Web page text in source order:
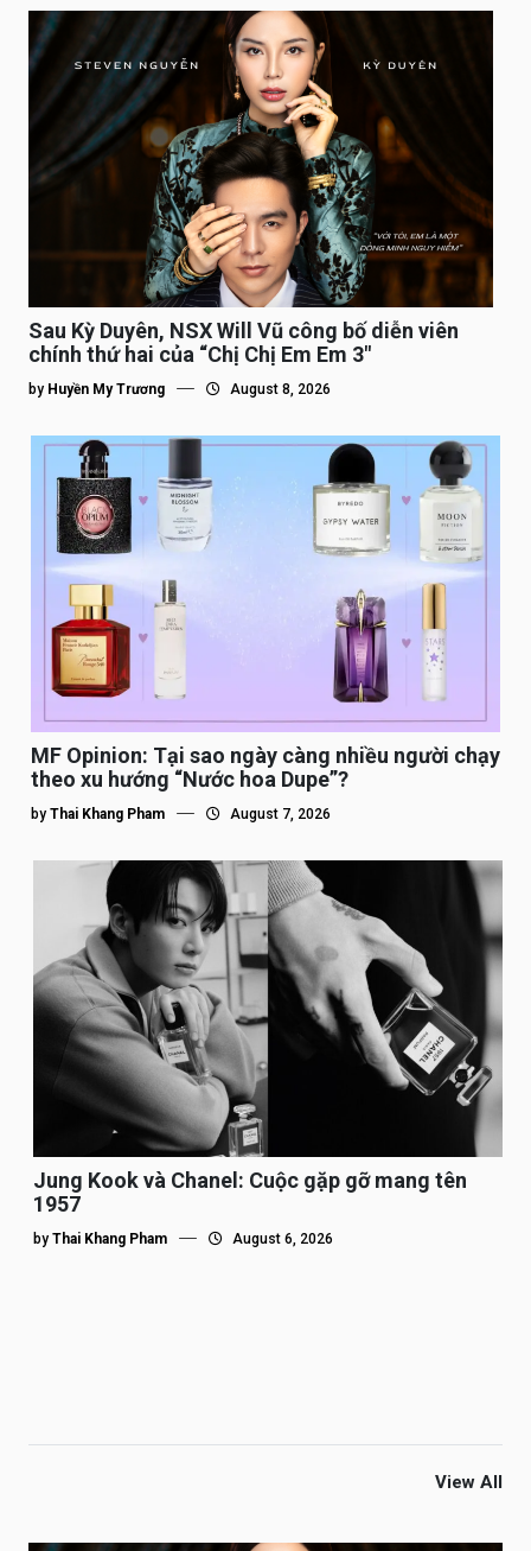
Sau Kỳ Duyên, NSX Will Vũ công bố diễn viên
chính thứ hai của “Chị Chị Em Em 3″
by Huyền My Trương August 8, 2026
MF Opinion: Tại sao ngày càng nhiều người chạy
theo xu hướng “Nước hoa Dupe”?
by Thai Khang Pham August 7, 2026
Jung Kook và Chanel: Cuộc gặp gỡ mang tên
1957
by Thai Khang Pham August 6, 2026
View All